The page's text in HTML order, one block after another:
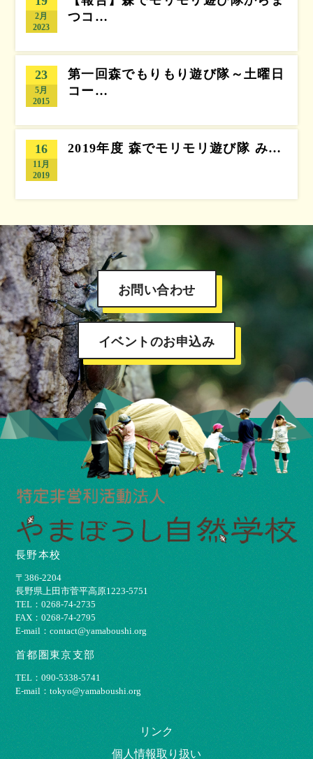
2月
2023
つコ…
23
5月
2015
第一回森でもりもり遊び隊～土曜日
コー…
16
11月
2019
2019年度 森でモリモリ遊び隊 み…
お問い合わせ
イベントのお申込み
長野本校
〒386-2204
⻑野県上⽥市菅平⾼原1223-5751
TEL：0268-74-2735
FAX：0268-74-2795
E-mail：contact@yamaboushi.org
首都圏東京支部
TEL：090-5338-5741
E-mail：tokyo@yamaboushi.org
リンク
個⼈情報取り扱い